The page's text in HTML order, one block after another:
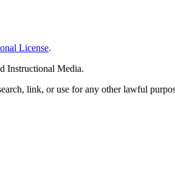
License.
Instructional Media.
link, or use for any other lawful